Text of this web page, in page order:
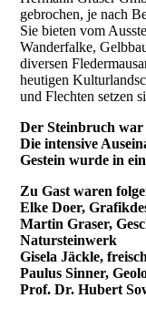
gebrochen, je nach
Sie bieten vom
Wanderfalke,
diversen
heutigen
und Flechten setzen
Der Steinbruch
Die intensive
Gestein wurde in
Zu Gast waren
Elke Doer,
Martin Graser,
Natursteinwerk
Gisela Jäckle,
Paulus Sinner,
Prof. Dr. Hubert